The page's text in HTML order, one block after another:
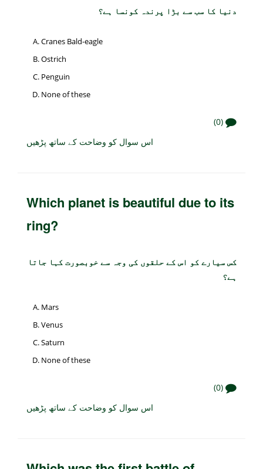
دنیا کا سب سے بڑا پرندہ کونسا ہے؟
Cranes Bald-eagle
Ostrich
Penguin
None of these
(0)
اس سوال کو وضاحت کے ساتھ پڑھیں
Which planet is beautiful due to its
ring?
کس سیارے کو اس کے حلقوں کی وجہ سے خوبصورت کہا جاتا
ہے؟
Mars
Venus
Saturn
None of these
(0)
اس سوال کو وضاحت کے ساتھ پڑھیں